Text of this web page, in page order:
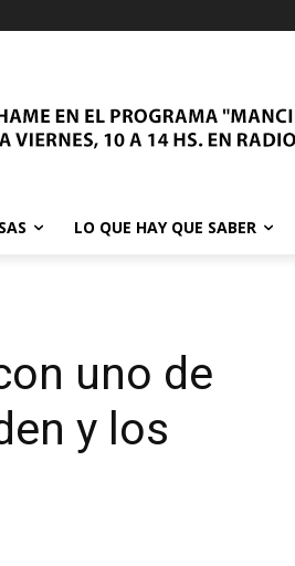
LO QUE HAY QUE SABER
uno de
y los